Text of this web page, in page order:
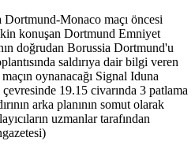
Monaco maçı öncesi
konuşan Dortmund Emniyet
doğrudan Borussia Dortmund'u
saldırıya dair bilgi veren
oynanacağı Signal Iduna
19.15 civarında 3 patlama
arka planının somut olarak
uzmanlar tarafından